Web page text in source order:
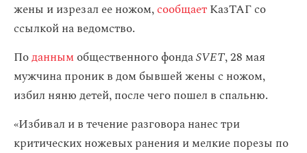
жены и изрезал ее ножом,сообщаетКазТАГ со
ссылкой на ведомство.
Поданным общественного фондаSVET, 28 мая
мужчина проник в дом бывшей жены с ножом,
избил няню детей, после чего пошел в спальню.
«Избивал и в течение разговора нанес три
критических ножевых ранения и мелкие порезы по